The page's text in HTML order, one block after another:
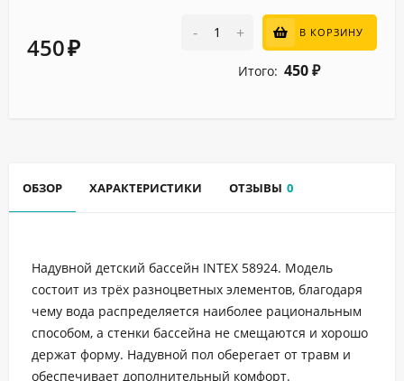
450₽
- + В КОРЗИНУ
Итого: 450 ₽
ОБЗОР ХАРАКТЕРИСТИКИ ОТЗЫВЫ 0
Надувной детский бассейн INTEX 58924. Модель
состоит из трёх разноцветных элементов, благодаря
чему вода распределяется наиболее рациональным
способом, а стенки бассейна не смещаются и хорошо
держат форму. Надувной пол оберегает от травм и
обеспечивает дополнительный комфорт.